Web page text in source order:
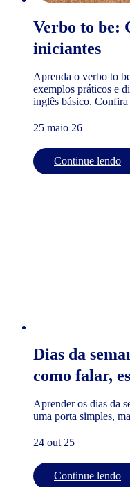
Verbo to be:
iniciantes
Aprenda o verbo to
exemplos práticos e
inglês básico.
25 maio 26
Continue lendo
Dias da
como falar,
Aprender os dias da
uma porta simples,
24 out 25
Continue lendo